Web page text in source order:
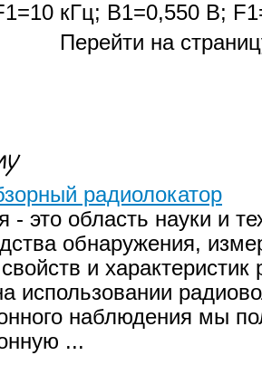
кГц; В1=0,550 В;
Перейти на
радиолокатор
- это область науки и
обнаружения,
и
использовании
наблюдения мы
...